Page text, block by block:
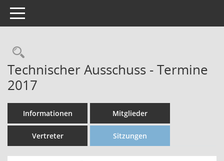
Toggle navigation
Technischer Ausschuss - Termine
2017
Informationen Mitglieder
Vertreter Sitzungen